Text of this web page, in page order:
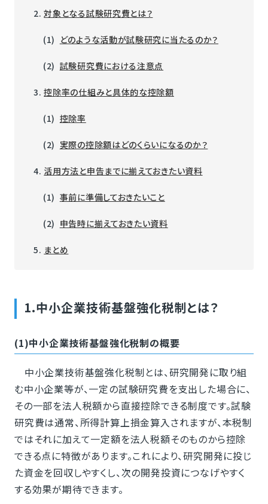
2. 対象となる試験研究費とは？
(1) どのような活動が試験研究に当たるのか？
(2) 試験研究費における注意点
3. 控除率の仕組みと具体的な控除額
(1) 控除率
(2) 実際の控除額はどのくらいになるのか？
4. 活用方法と申告までに揃えておきたい資料
(1) 事前に準備しておきたいこと
(2) 申告時に揃えておきたい資料
5. まとめ
1.中小企業技術基盤強化税制とは？
(1)中小企業技術基盤強化税制の概要
中小企業技術基盤強化税制とは、研究開発に取り組
む中小企業等が、一定の試験研究費を支出した場合に、
その一部を法人税額から直接控除できる制度です。試験
研究費は通常、所得計算上損金算入されますが、本税制
ではそれに加えて一定額を法人税額そのものから控除
できる点に特徴があります。これにより、研究開発に投じ
た資金を回収しやすくし、次の開発投資につなげやすく
する効果が期待できます。